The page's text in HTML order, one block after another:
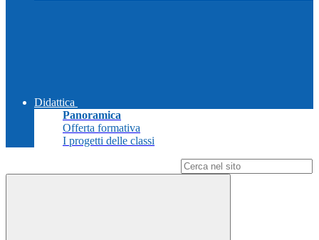
Didattica
Panoramica
Offerta formativa
I progetti delle classi